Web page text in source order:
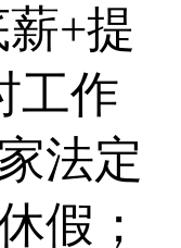
+提
工作
法定
假；